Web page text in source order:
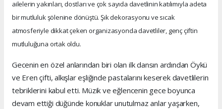
ailelerin yakınları, dostları ve çok sayıda davetlinin katılımıyla adeta
bir mutluluk şölenine dönüştü. Şık dekorasyonu ve sıcak
atmosferiyle dikkat çeken organizasyonda davetliler, genç çiftin
mutluluğuna ortak oldu.
Gecenin en özel anlarından biri olan ilk dansın ardından Öykü
ve Eren çifti, alkışlar eşliğinde pastalarını keserek davetlilerin
tebriklerini kabul etti. Müzik ve eğlencenin gece boyunca
devam ettiği düğünde konuklar unutulmaz anlar yaşarken,